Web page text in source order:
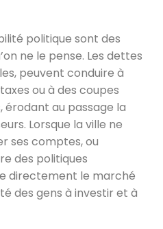
politique sont des
ne le pense. Les dettes
peuvent conduire à
ou à des coupes
érodant au passage la
Lorsque la ville ne
ses comptes, ou
des politiques
directement le marché
des gens à investir et à